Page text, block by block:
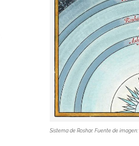
Sistema de Roshar. Fuente de imagen: